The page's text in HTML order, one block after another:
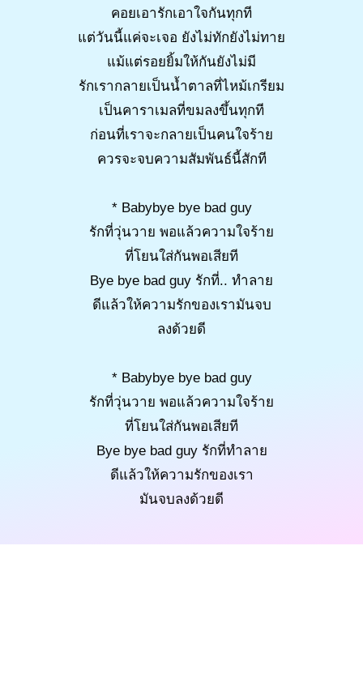
คอยเอารักเอาใจกันทุกที
แต่วันนี้แค่จะเจอ ยังไม่ทักยังไม่ทาย
แม้แต่รอยยิ้มให้กันยังไม่มี
รักเรากลายเป็นน้ำตาลที่ไหม้เกรียม
เป็นคาราเมลที่ขมลงขึ้นทุกที
ก่อนที่เราจะกลายเป็นคนใจร้าย
ควรจะจบความสัมพันธ์นี้สักที
* Babybye bye bad guy
รักที่วุ่นวาย พอแล้วความใจร้าย
ที่โยนใส่กันพอเสียที
Bye bye bad guy รักที่.. ทำลาย
ดีแล้วให้ความรักของเรามันจบ
ลงด้วยดี
* Babybye bye bad guy
รักที่วุ่นวาย พอแล้วความใจร้าย
ที่โยนใส่กันพอเสียที
Bye bye bad guy รักที่ทำลาย
ดีแล้วให้ความรักของเรา
มันจบลงด้วยดี